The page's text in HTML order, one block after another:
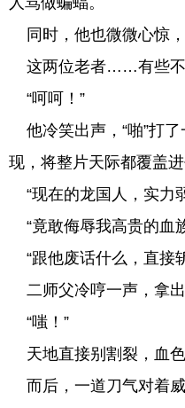
同时，他也微微心惊，
这两位老者……有些不
“呵呵！”
他冷笑出声，“啪”打
现，将整片天际都覆盖进
“现在的龙国人，实力
“竟敢侮辱我高贵的血
“跟他废话什么，直接
二师父冷哼一声，拿出
“嗤！”
天地直接别割裂，血色
而后，一道刀气对着威